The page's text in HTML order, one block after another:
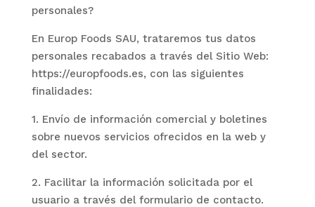
personales?
En Europ Foods SAU, trataremos tus datos
personales recabados a través del Sitio Web:
https://europfoods.es, con las siguientes
finalidades:
1. Envío de información comercial y boletines
sobre nuevos servicios ofrecidos en la web y
del sector.
2. Facilitar la información solicitada por el
usuario a través del formulario de contacto.